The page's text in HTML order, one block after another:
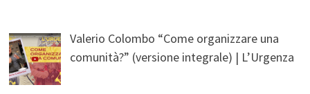
Valerio Colombo “Come organizzare una
comunità?” (versione integrale) | L’Urgenza